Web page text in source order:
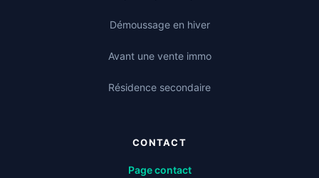
Démoussage en hiver
Avant une vente immo
Résidence secondaire
CONTACT
Page contact